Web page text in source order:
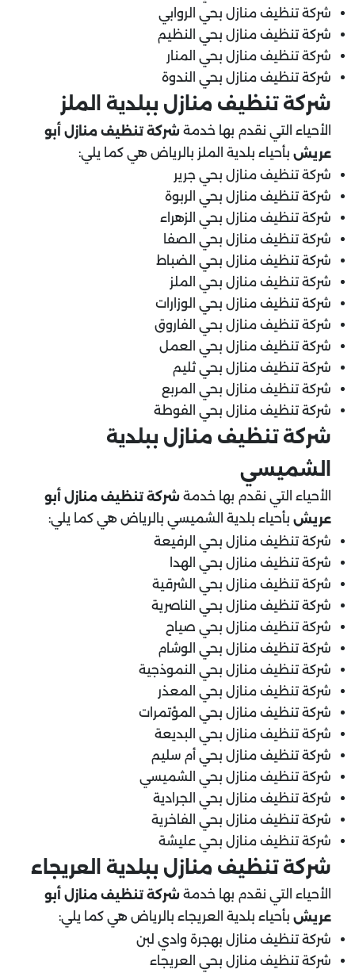
شركة تنظيف منازل بحي الروابي
شركة تنظيف منازل بحي النظيم
شركة تنظيف منازل بحي المنار
شركة تنظيف منازل بحي الندوة
شركة تنظيف منازل ببلدية الملز
الأحياء التي نقدم بها خدمة شركة تنظيف منازل أبو
عريش بأحياء بلدية الملز بالرياض هي كما يلي:
شركة تنظيف منازل بحي جرير
شركة تنظيف منازل بحي الربوة
شركة تنظيف منازل بحي الزهراء
شركة تنظيف منازل بحي الصفا
شركة تنظيف منازل بحي الضباط
شركة تنظيف منازل بحي الملز
شركة تنظيف منازل بحي الوزارات
شركة تنظيف منازل بحي الفاروق
شركة تنظيف منازل بحي العمل
شركة تنظيف منازل بحي ثليم
شركة تنظيف منازل بحي المربع
شركة تنظيف منازل بحي الفوطة
شركة تنظيف منازل ببلدية
الشميسي
الأحياء التي نقدم بها خدمة شركة تنظيف منازل أبو
عريش بأحياء بلدية الشميسي بالرياض هي كما يلي:
شركة تنظيف منازل بحي الرفيعة
شركة تنظيف منازل بحي الهدا
شركة تنظيف منازل بحي الشرقية
شركة تنظيف منازل بحي الناصرية
شركة تنظيف منازل بحي صياح
شركة تنظيف منازل بحي الوشام
شركة تنظيف منازل بحي النموذجية
شركة تنظيف منازل بحي المعذر
شركة تنظيف منازل بحي المؤتمرات
شركة تنظيف منازل بحي البديعة
شركة تنظيف منازل بحي أم سليم
شركة تنظيف منازل بحي الشميسي
شركة تنظيف منازل بحي الجرادية
شركة تنظيف منازل بحي الفاخرية
شركة تنظيف منازل بحي عليشة
شركة تنظيف منازل ببلدية العريجاء
الأحياء التي نقدم بها خدمة شركة تنظيف منازل أبو
عريش بأحياء بلدية العريجاء بالرياض هي كما يلي:
شركة تنظيف منازل بهجرة وادي لبن
شركة تنظيف منازل بحي العريجاء